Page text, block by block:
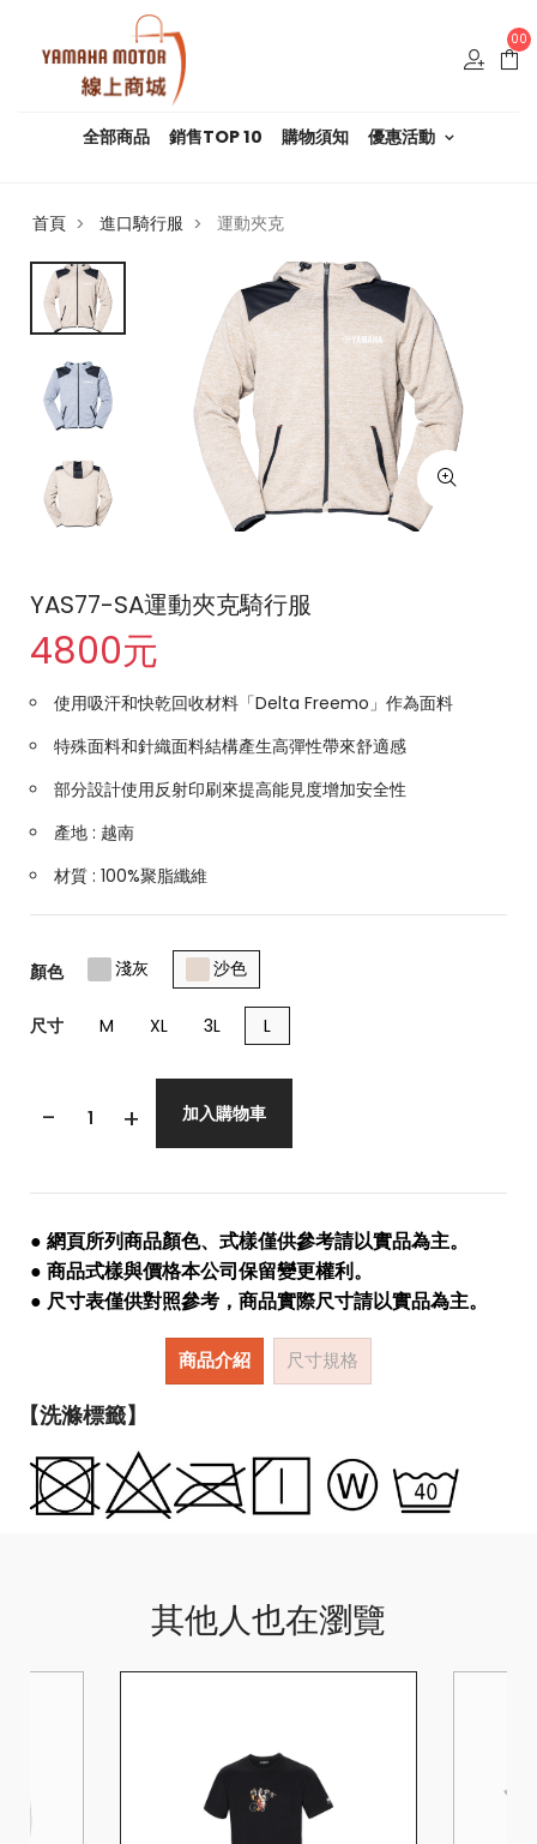
00
全部商品 銷售TOP 10 購物須知 優惠活動
首頁 > 進口騎行服 > 運動夾克
YAS77-SA運動夾克騎行服
4800元
使用吸汗和快乾回收材料「Delta Freemo」作為面料
特殊面料和針織面料結構產生高彈性帶來舒適感
部分設計使用反射印刷來提高能見度增加安全性
產地 : 越南
材質 : 100%聚脂纖維
顏色 淺灰 沙色
尺寸 M XL 3L L
- + 加入購物車
● 網頁所列商品顏色、式樣僅供參考請以實品為主。
● 商品式樣與價格本公司保留變更權利。
● 尺寸表僅供對照參考，商品實際尺寸請以實品為主。
商品介紹 尺寸規格
【洗滌標籤】
其他人也在瀏覽